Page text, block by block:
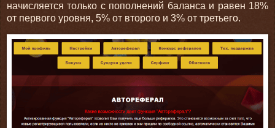
начисляется только с пополнений баланса и равен 18%
от первого уровня, 5% от второго и 3% от третьего.